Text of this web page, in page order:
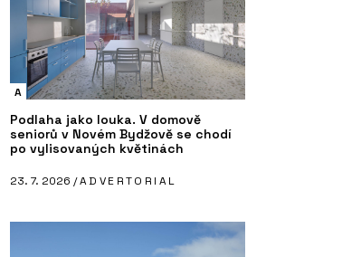
A
Podlaha jako louka. V domově
seniorů v Novém Bydžově se chodí
po vylisovaných květinách
23. 7. 2026 /ADVERTORIAL